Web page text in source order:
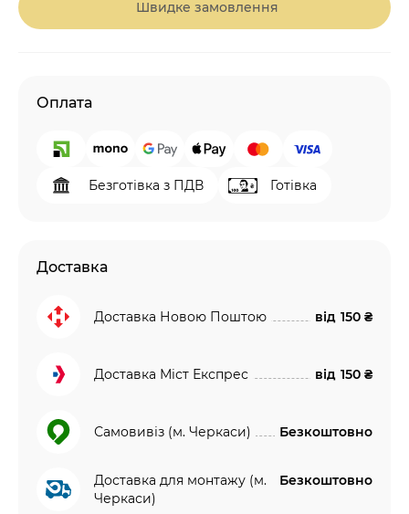
Швидке замовлення
Оплата
Безготівка з ПДВ Готівка
Доставка
Доставка Новою Поштою від 150 ₴
Доставка Міст Експрес від 150 ₴
Самовивіз (м. Черкаси) Безкоштовно
Доставка для монтажу (м.
Черкаси)
Безкоштовно